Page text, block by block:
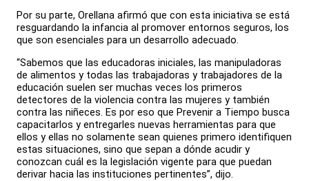
Por su parte, Orellana afirmó que con esta iniciativa se está
resguardando la infancia al promover entornos seguros, los
que son esenciales para un desarrollo adecuado.
“Sabemos que las educadoras iniciales, las manipuladoras
de alimentos y todas las trabajadoras y trabajadores de la
educación suelen ser muchas veces los primeros
detectores de la violencia contra las mujeres y también
contra las niñeces. Es por eso que Prevenir a Tiempo busca
capacitarlos y entregarles nuevas herramientas para que
ellos y ellas no solamente sean quienes primero identifiquen
estas situaciones, sino que sepan a dónde acudir y
conozcan cuál es la legislación vigente para que puedan
derivar hacia las instituciones pertinentes”, dijo.